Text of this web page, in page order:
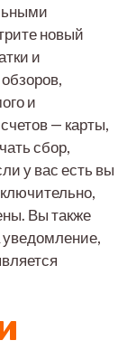
новый
и
и
— карты,
сбор,
у вас есть вы
Вы также
уведомление,